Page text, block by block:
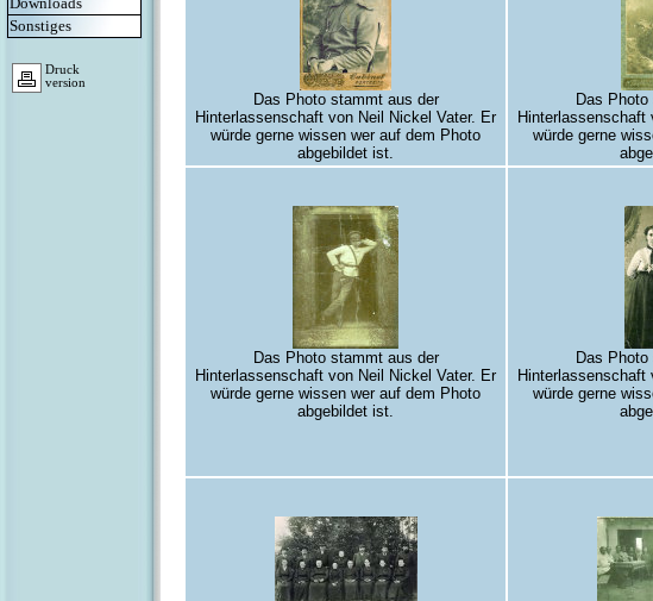
Sonstiges
Druck
version
Das Photo stammt aus der
Hinterlassenschaft von Neil Nickel Vater. Er
würde gerne wissen wer auf dem Photo
abgebildet ist.
Das
Hinterlassenschaft
würde gerne
Das Photo stammt aus der
Hinterlassenschaft von Neil Nickel Vater. Er
würde gerne wissen wer auf dem Photo
abgebildet ist.
Das
Hinterlassenschaft
würde gerne